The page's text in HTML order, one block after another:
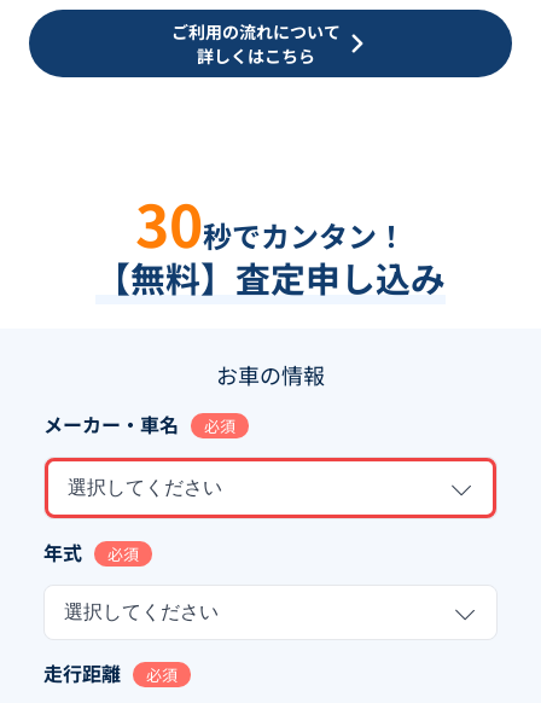
ご利用の流れについて
詳しくはこちら
30秒でカンタン！
【無料】査定申し込み
お車の情報
メーカー・車名 必須
選択してください
年式 必須
選択してください
走行距離 必須